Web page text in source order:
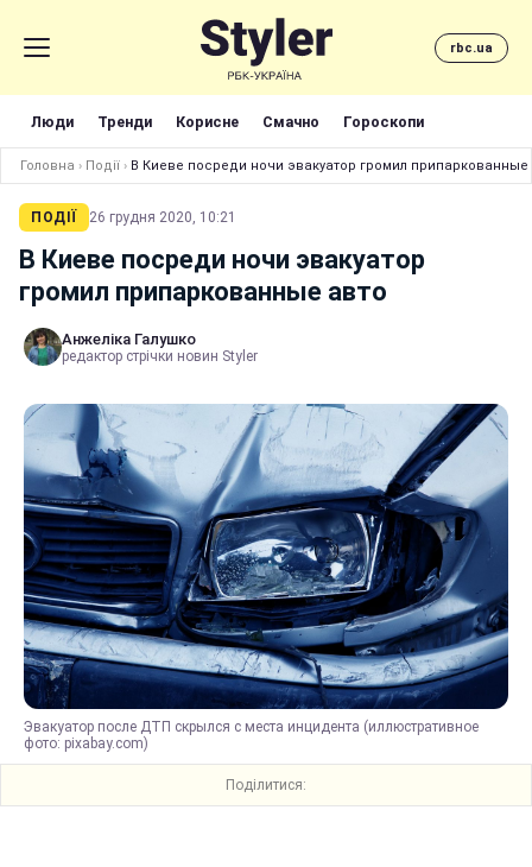
rbc.ua
Люди Тренди Корисне Смачно Гороскопи
Головна › Події › В Киеве посреди ночи эвакуатор громил припаркованные
ПОДІЇ 26 грудня 2020, 10:21
В Киеве посреди ночи эвакуатор
громил припаркованные авто
Анжеліка Галушко
редактор стрічки новин Styler
Эвакуатор после ДТП скрылся с места инцидента (иллюстративное
фото: pixabay.com)
Поділитися: